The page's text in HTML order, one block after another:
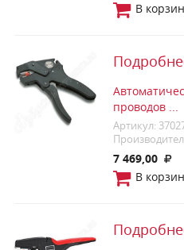
В
проводов ...
Артикул:
7 469,00
В